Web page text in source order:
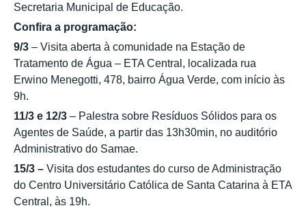
Secretaria Municipal de Educação.
Confira a programação:
9/3 – Visita aberta à comunidade na Estação de
Tratamento de Água – ETA Central, localizada rua
Erwino Menegotti, 478, bairro Água Verde, com início às
9h.
11/3 e 12/3 – Palestra sobre Resíduos Sólidos para os
Agentes de Saúde, a partir das 13h30min, no auditório
Administrativo do Samae.
15/3 – Visita dos estudantes do curso de Administração
do Centro Universitário Católica de Santa Catarina à ETA
Central, às 19h.